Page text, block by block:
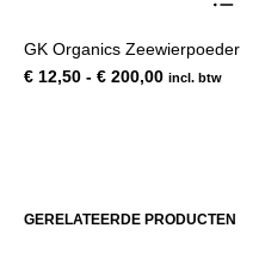
product
heeft
kan
GK Organics Zeewierpoeder
€ 12,50 - € 200,00Prijsklasse:
incl. btw
GERELATEERDE PRODUCTEN